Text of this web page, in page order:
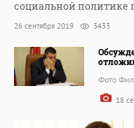
социальной политике
26 сентября 2019 3433
Фото
18